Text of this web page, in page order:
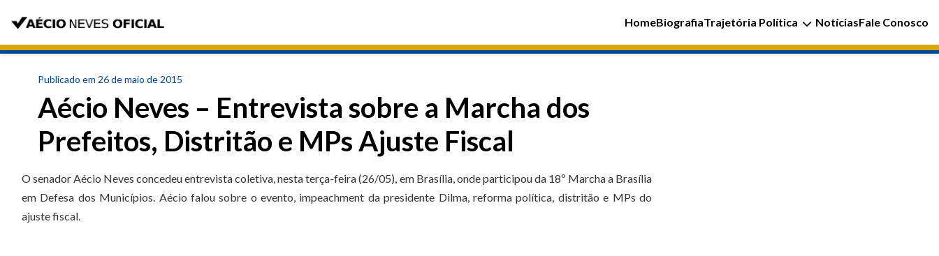
HomeBiografiaTrajetória Política NotíciasFale Conosco
Publicado em 26 de maio de 2015
Aécio Neves – Entrevista sobre a Marcha dos
Prefeitos, Distritão e MPs Ajuste Fiscal
O senador Aécio Neves concedeu entrevista coletiva, nesta terça-feira (26/05), em Brasília, onde participou da 18º Marcha a Brasília
em Defesa dos Municípios. Aécio falou sobre o evento, impeachment da presidente Dilma, reforma política, distritão e MPs do
ajuste fiscal.